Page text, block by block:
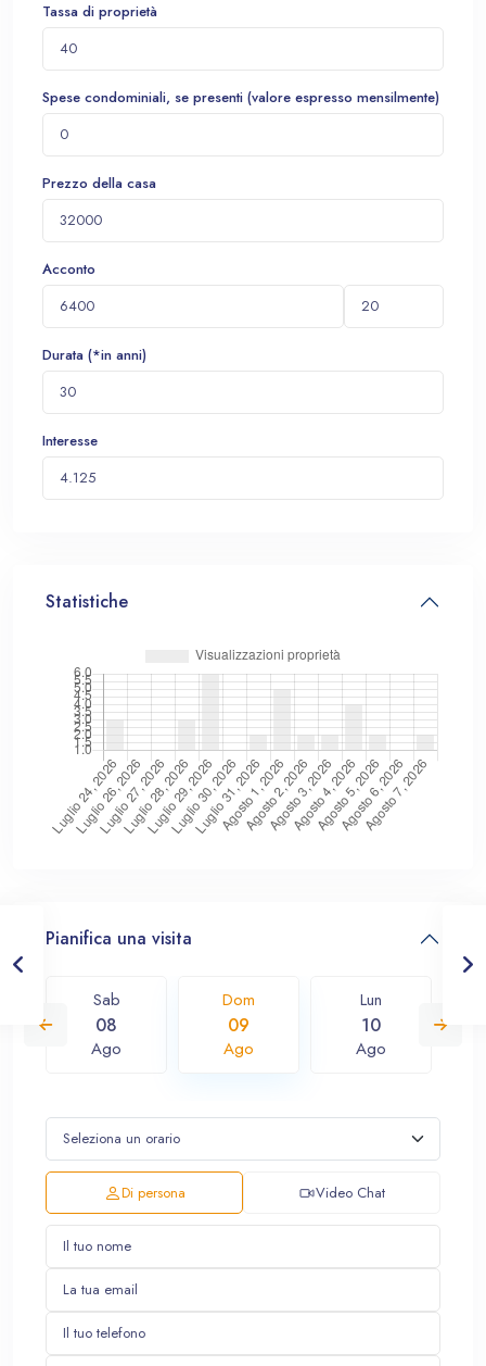
Tassa di proprietà
Spese condominiali, se presenti (valore espresso mensilmente)
Prezzo della casa
Acconto
Durata (*in anni)
Interesse
Statistiche
Pianifica una visita
Sab
08
Ago
Dom
09
Ago
Lun
10
Ago
Di persona Video Chat